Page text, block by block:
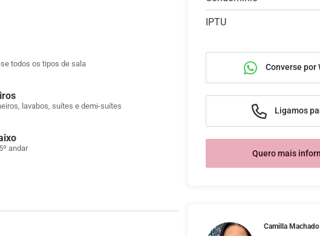
todos os tipos de sala
lavabos, suítes e demi-suítes
andar
IPTU
Converse por
Ligamos
Quero mais
Camilla Machado